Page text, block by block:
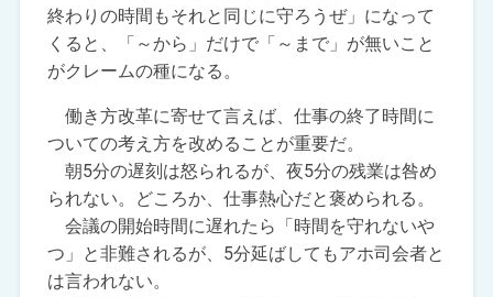
終わりの時間もそれと同じに守ろうぜ」になって
くると、「～から」だけで「～まで」が無いこと
がクレームの種になる。
働き方改革に寄せて言えば、仕事の終了時間に
ついての考え方を改めることが重要だ。
朝5分の遅刻は怒られるが、夜5分の残業は咎め
られない。どころか、仕事熱心だと褒められる。
会議の開始時間に遅れたら「時間を守れないや
つ」と非難されるが、5分延ばしてもアホ司会者と
は言われない。